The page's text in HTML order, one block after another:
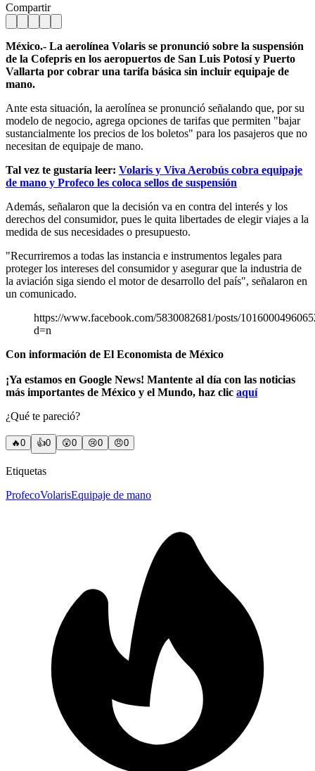
Compartir
México.- La aerolínea Volaris se pronunció sobre la suspensión
de la Cofepris en los aeropuertos de San Luis Potosí y Puerto
Vallarta por cobrar una tarifa básica sin incluir equipaje de
mano.
Ante esta situación, la aerolínea se pronunció señalando que, por su
modelo de negocio, agrega opciones de tarifas que permiten "bajar
sustancialmente los precios de los boletos" para los pasajeros que no
necesitan de equipaje de mano.
Tal vez te gustaría leer: Volaris y Viva Aerobús cobra equipaje
de mano y Profeco les coloca sellos de suspensión
Además, señalaron que la decisión va en contra del interés y los
derechos del consumidor, pues le quita libertades de elegir viajes a la
medida de sus necesidades o presupuesto.
"Recurriremos a todas las instancia e instrumentos legales para
proteger los intereses del consumidor y asegurar que la industria de
la aviación siga siendo el motor de desarrollo del país", señalaron en
un comunicado.
https://www.facebook.com/5830082681/posts/
d=n
Con información de El Economista de México
¡Ya estamos en Google News! Mantente al día con las noticias
más importantes de México y el Mundo, haz clic aquí
¿Qué te pareció?
🔥0 👍0 😲0 😢0 😠0
Etiquetas
ProfecoVolarisEquipaje de mano